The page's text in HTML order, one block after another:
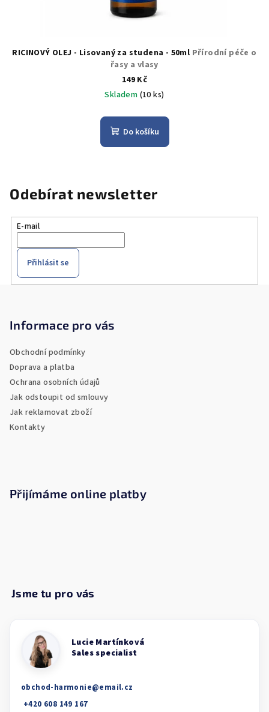
RICINOVÝ OLEJ - Lisovaný za studena - 50ml Přírodní péče o
řasy a vlasy
149 Kč
Skladem (10 ks)
Do košíku
Odebírat newsletter
E-mail
Přihlásit se
Informace pro vás
Obchodní podmínky
Doprava a platba
Ochrana osobních údajů
Jak odstoupit od smlouvy
Jak reklamovat zboží
Kontakty
Přijímáme online platby
obchod-harmonie@email.cz